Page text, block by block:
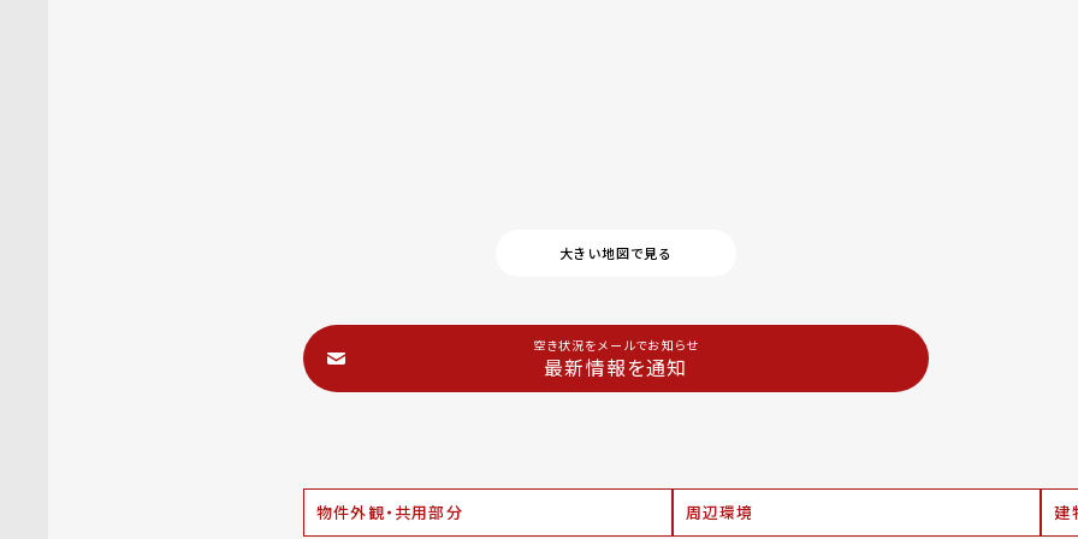
大きい地図で見る
空き状況をメールでお知らせ
最新情報を通知
物件外観・共用部分 周辺環境 建